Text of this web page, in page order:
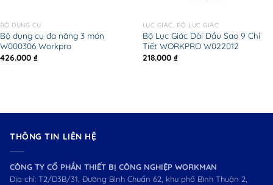
BỘ DỤNG CỤ
Bộ dụng cụ đa năng 3 món
W000306 Workpro
426.000 ₫
LỤC GIÁC, BỘ LỤC GIÁC
Bộ Lục Giác Dài Đầu Sao 9 Chi
Tiết WORKPRO W022012
218.000 ₫
THÔNG TIN LIÊN HỆ
CÔNG TY CỔ PHẦN THIẾT BỊ CÔNG NGHIỆP WORKMAN
Địa chỉ: T2/D3B/31, Đường Bình Chuẩn 62, khu phố Bình Thuận 2,